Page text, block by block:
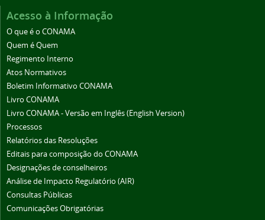
Acesso à Informação
O que é o CONAMA
Quem é Quem
Regimento Interno
Atos Normativos
Boletim Informativo CONAMA
Livro CONAMA
Livro CONAMA - Versão em Inglês (English Version)
Processos
Relatórios das Resoluções
Editais para composição do CONAMA
Designações de conselheiros
Análise de Impacto Regulatório (AIR)
Consultas Públicas
Comunicações Obrigatórias